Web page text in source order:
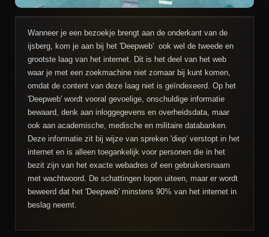
Wanneer je een bezoekje brengt aan de onderkant van de
ijsberg, kom je aan bij het 'Deepweb' ook wel de tweede en
grootste laag van het internet. Dit is het deel van het web
waar je met een zoekmachine niet zomaar bij kunt komen,
omdat de content van deze laag niet is geïndexeerd. Op het
'Deepweb' wordt vooral gevoelige, onschuldige informatie
bewaard, denk aan inloggegevens en overheidsdata, maar
ook aan academische, medische en militaire databanken.
Deze informatie zit bij wijze van spreken 'diep' verstopt in het
internet en is alleen toegankelijk voor personen die in het
bezit zijn van het exacte webadres of een gebruikersnaam
met wachtwoord. De schattingen lopen uiteen, maar er wordt
beweerd dat het 'Deepweb' minstens 90% van het internet in
beslag neemt.